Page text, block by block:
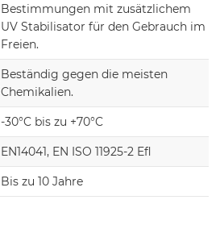
Bestimmungen mit zusätzlichem
UV Stabilisator für den Gebrauch im
Freien.
Beständig gegen die meisten
Chemikalien.
-30°C bis zu +70°C
EN14041, EN ISO 11925-2 Efl
Bis zu 10 Jahre